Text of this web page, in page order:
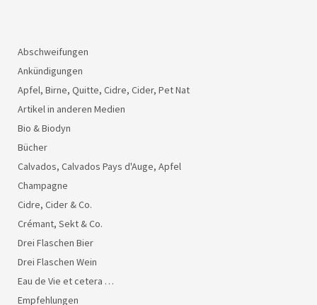
Abschweifungen
Ankündigungen
Apfel, Birne, Quitte, Cidre, Cider, Pet Nat
Artikel in anderen Medien
Bio & Biodyn
Bücher
Calvados, Calvados Pays d'Auge, Apfel
Champagne
Cidre, Cider & Co.
Crémant, Sekt & Co.
Drei Flaschen Bier
Drei Flaschen Wein
Eau de Vie et cetera …
Empfehlungen